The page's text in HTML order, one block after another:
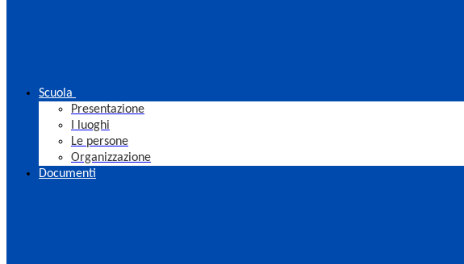
Scuola
Presentazione
I luoghi
Le persone
Organizzazione
Documenti